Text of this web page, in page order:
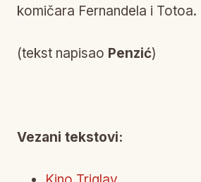
komičara Fernandela i Totoa.
(tekst napisao Penzić)
Vezani tekstovi: